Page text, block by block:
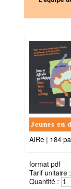
Jeunes en
AIRe | 184
format pdf
Tarif unitaire
Quantité :